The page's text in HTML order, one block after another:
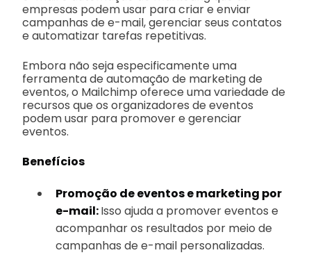
empresas podem usar para criar e enviar
campanhas de e-mail, gerenciar seus contatos
e automatizar tarefas repetitivas.
Embora não seja especificamente uma
ferramenta de automação de marketing de
eventos, o Mailchimp oferece uma variedade de
recursos que os organizadores de eventos
podem usar para promover e gerenciar
eventos.
Benefícios
Promoção de eventos e marketing por
e-mail:Isso ajuda a promover eventos e
acompanhar os resultados por meio de
campanhas de e-mail personalizadas.